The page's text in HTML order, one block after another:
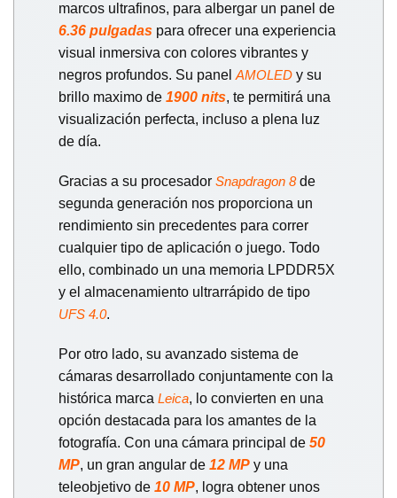
marcos ultrafinos, para albergar un panel de
6.36 pulgadas para ofrecer una experiencia
visual inmersiva con colores vibrantes y
negros profundos. Su panel AMOLED y su
brillo maximo de 1900 nits, te permitirá una
visualización perfecta, incluso a plena luz
de día.
Gracias a su procesador Snapdragon 8de
segunda generación nos proporciona un
rendimiento sin precedentes para correr
cualquier tipo de aplicación o juego. Todo
ello, combinado un una memoria LPDDR5X
y el almacenamiento ultrarrápido de tipo
UFS 4.0.
Por otro lado, su avanzado sistema de
cámaras desarrollado conjuntamente con la
histórica marca Leica, lo convierten en una
opción destacada para los amantes de la
fotografía. Con una cámara principal de 50
MP, un gran angular de 12 MP y una
teleobjetivo de 10 MP, logra obtener unos